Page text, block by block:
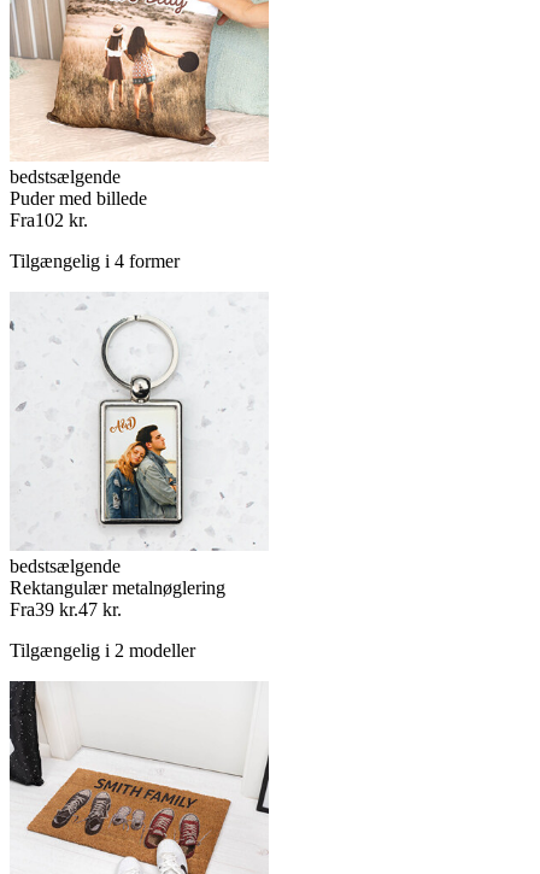
bedstsælgende
Puder med billede
Fra102 kr.
Tilgængelig i 4 former
bedstsælgende
Rektangulær metalnøglering
Fra39 kr.47 kr.
Tilgængelig i 2 modeller